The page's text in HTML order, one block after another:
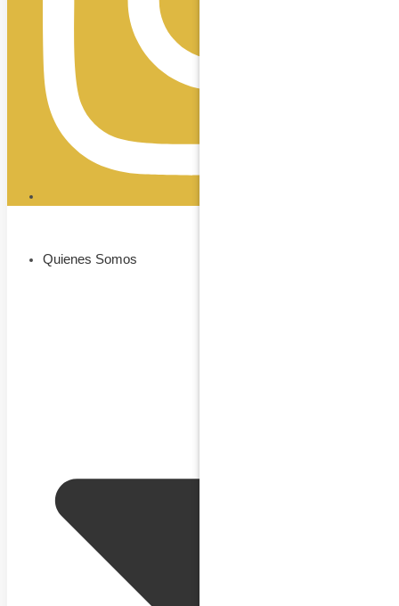
Quienes Somos